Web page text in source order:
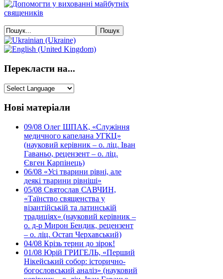
Перекласти на...
Нові матеріали
09/08 Олег ШПАК, «Служіння
медичного капелана УГКЦ»
(науковий керівник – о. ліц. Іван
Гаваньо, рецензент – о. ліц.
Євген Карпінець)
06/08 «Усі тварини рівні, але
деякі тварини рівніші»
05/08 Святослав САВЧИН,
«Таїнство священства у
візантійській та латинській
традиціях» (науковий керівник –
о. д-р Мирон Бендик, рецензент
– о. ліц. Остап Черхавський)
04/08 Крізь терни до зірок!
01/08 Юрій ГРИГЕЛЬ, «Перший
Нікейський собор: історично-
богословський аналіз» (науковий